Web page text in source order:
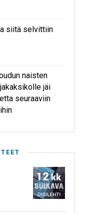
siitä selvittiin
naisten
jäi
seuraaviin